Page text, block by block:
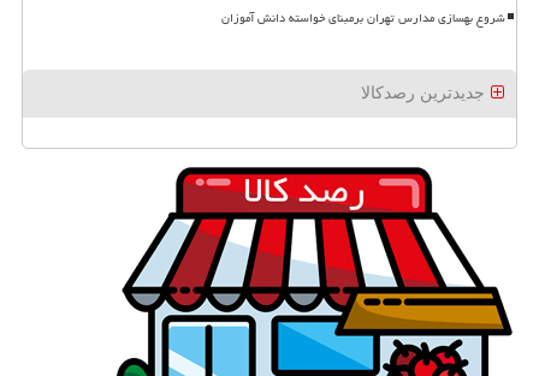
شروع بهسازی مدارس تهران برمبنای خواسته دانش آموزان
جدیدترین رصدکالا